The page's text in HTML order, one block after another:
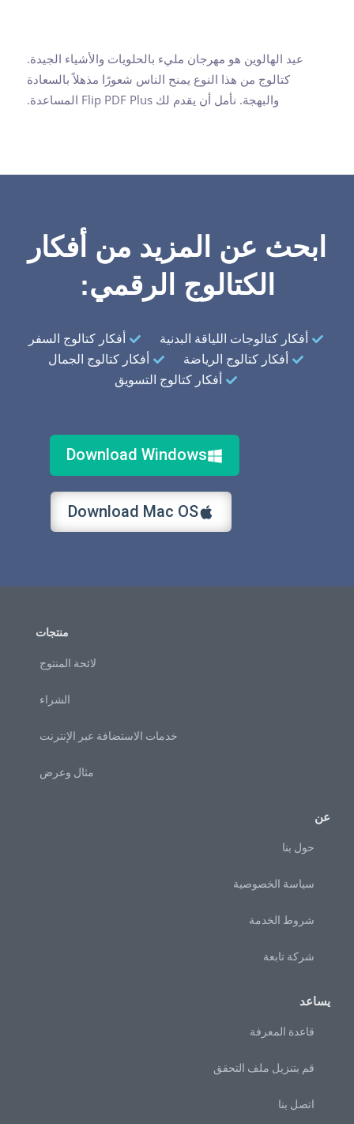
عيد الهالوين هو مهرجان مليء بالحلويات والأشياء الجيدة.
كتالوج من هذا النوع يمنح الناس شعورًا مذهلاً بالسعادة
والبهجة. نأمل أن يقدم لك Flip PDF Plus المساعدة.
ابحث عن المزيد من أفكار
الكتالوج الرقمي:
أفكار كتالوجات اللياقة البدنية
أفكار كتالوج السفر
أفكار كتالوج الرياضة
أفكار كتالوج الجمال
أفكار كتالوج التسويق
Download Windows
Download Mac OS
منتجات
لائحة المنتوج
الشراء
خدمات الاستضافة عبر الإنترنت
مثال وعرض
عن
حول بنا
سياسة الخصوصية
شروط الخدمة
شركة تابعة
يساعد
قاعدة المعرفة
قم بتنزيل ملف التحقق
اتصل بنا